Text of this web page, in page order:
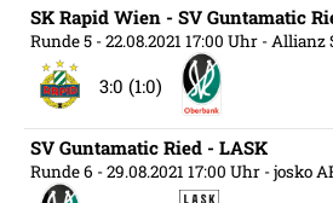
SK Rapid Wien - SV Guntamatic
Runde 5 - 22.08.2021 17:00 Uhr - Allianz
3:0 (1:0)
SV Guntamatic Ried - LASK
Runde 6 - 29.08.2021 17:00 Uhr - josko